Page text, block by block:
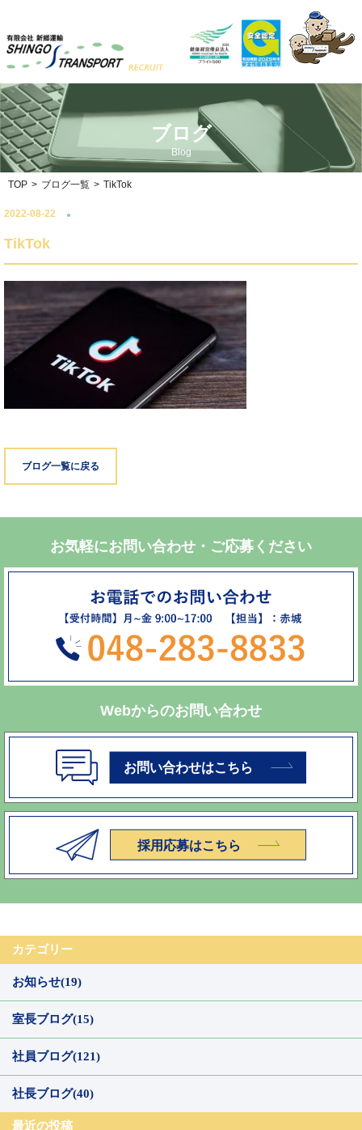
ブログ
Blog
TOP > ブログ一覧 > TikTok
2022-08-22
TikTok
ブログ一覧に戻る
お気軽にお問い合わせ・ご応募ください
Webからのお問い合わせ
カテゴリー
お知らせ(19)
室長ブログ(15)
社員ブログ(121)
社長ブログ(40)
最近の投稿